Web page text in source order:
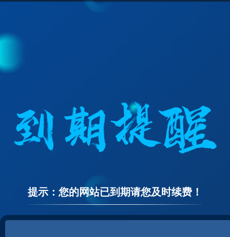
提示：您的网站已到期请您及时续费！